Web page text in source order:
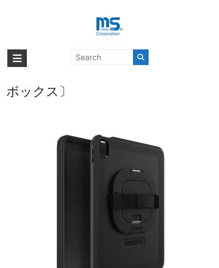
海外輸入ブランド商品｜株式会社
海外事業部が取り揃えている海外輸入商品には、日本では珍しい「海外ブ
ランド」をはじめ「ユニークな商品」「機能的な商品」「コストパフォー
W/KICKSTND/HANDSTRP IPAD
ボックス〕